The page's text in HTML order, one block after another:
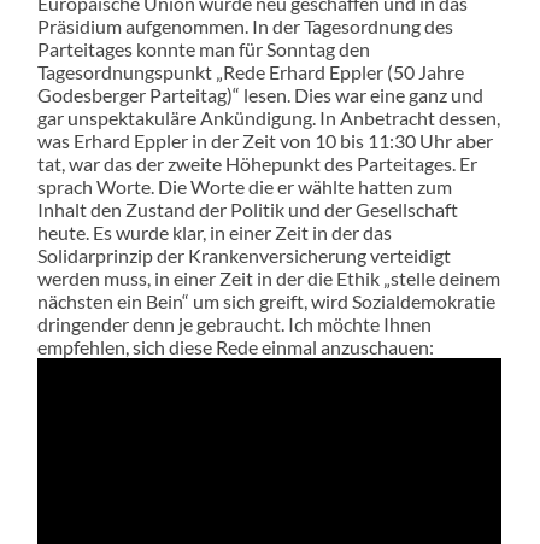
Präsidium aufgenommen. In der Tagesordnung des
Parteitages konnte man für Sonntag den
Tagesordnungspunkt „Rede Erhard Eppler (50 Jahre
Godesberger Parteitag)“ lesen. Dies war eine ganz und
gar unspektakuläre Ankündigung. In Anbetracht dessen,
was Erhard Eppler in der Zeit von 10 bis 11:30 Uhr aber
tat, war das der zweite Höhepunkt des Parteitages. Er
sprach Worte. Die Worte die er wählte hatten zum
Inhalt den Zustand der Politik und der Gesellschaft
heute. Es wurde klar, in einer Zeit in der das
Solidarprinzip der Krankenversicherung verteidigt
werden muss, in einer Zeit in der die Ethik „stelle deinem
nächsten ein Bein“ um sich greift, wird Sozialdemokratie
dringender denn je gebraucht. Ich möchte Ihnen
empfehlen, sich diese Rede einmal anzuschauen: